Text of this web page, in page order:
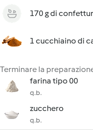
170 g di
1 cucchiaino di
Terminare la
farina tipo 00
q.b.
zucchero
q.b.